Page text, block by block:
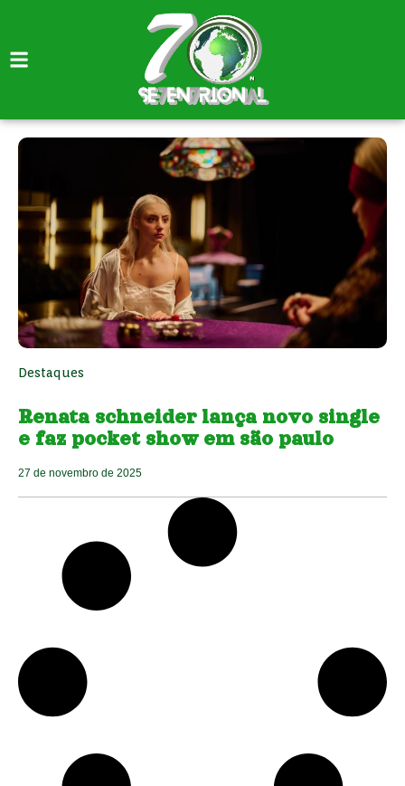
Destaques
Renata schneider lança novo single
e faz pocket show em são paulo
27 de novembro de 2025